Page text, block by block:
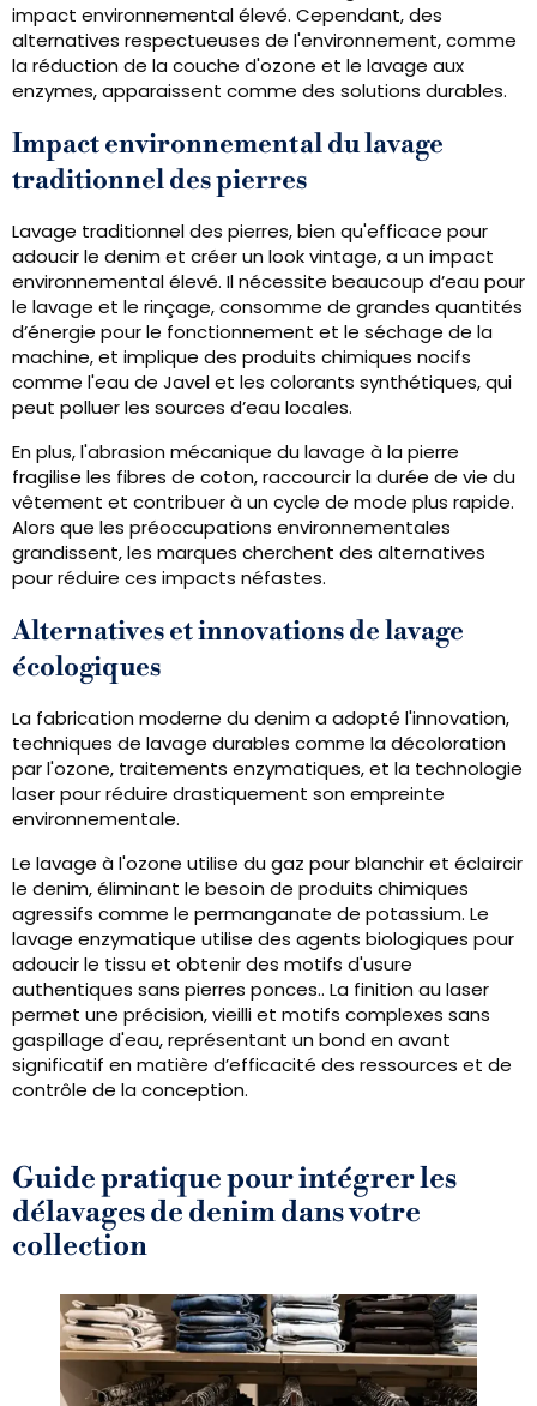
impact environnemental élevé. Cependant, des
alternatives respectueuses de l'environnement, comme
la réduction de la couche d'ozone et le lavage aux
enzymes, apparaissent comme des solutions durables.
Impact environnemental du lavage
traditionnel des pierres
Lavage traditionnel des pierres, bien qu'efficace pour
adoucir le denim et créer un look vintage, a un impact
environnemental élevé. Il nécessite beaucoup d’eau pour
le lavage et le rinçage, consomme de grandes quantités
d’énergie pour le fonctionnement et le séchage de la
machine, et implique des produits chimiques nocifs
comme l'eau de Javel et les colorants synthétiques, qui
peut polluer les sources d’eau locales.
En plus, l'abrasion mécanique du lavage à la pierre
fragilise les fibres de coton, raccourcir la durée de vie du
vêtement et contribuer à un cycle de mode plus rapide.
Alors que les préoccupations environnementales
grandissent, les marques cherchent des alternatives
pour réduire ces impacts néfastes.
Alternatives et innovations de lavage
écologiques
La fabrication moderne du denim a adopté l'innovation,
techniques de lavage durables comme la décoloration
par l'ozone, traitements enzymatiques, et la technologie
laser pour réduire drastiquement son empreinte
environnementale.
Le lavage à l'ozone utilise du gaz pour blanchir et éclaircir
le denim, éliminant le besoin de produits chimiques
agressifs comme le permanganate de potassium. Le
lavage enzymatique utilise des agents biologiques pour
adoucir le tissu et obtenir des motifs d'usure
authentiques sans pierres ponces.. La finition au laser
permet une précision, vieilli et motifs complexes sans
gaspillage d'eau, représentant un bond en avant
significatif en matière d’efficacité des ressources et de
contrôle de la conception.
Guide pratique pour intégrer les
délavages de denim dans votre
collection